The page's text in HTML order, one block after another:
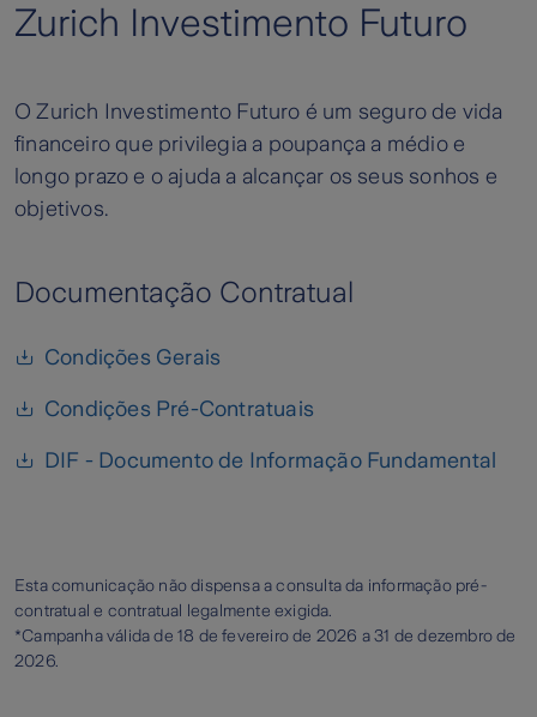
Zurich Investimento Futuro
O Zurich Investimento Futuro é um seguro de vida
financeiro que privilegia a poupança a médio e
longo prazo e o ajuda a alcançar os seus sonhos e
objetivos.
Documentação Contratual
Condições Gerais
Condições Pré-Contratuais
DIF - Documento de Informação Fundamental
Esta comunicação não dispensa a consulta da informação pré-
contratual e contratual legalmente exigida.
*Campanha válida de 18 de fevereiro de 2026 a 31 de dezembro de
2026.